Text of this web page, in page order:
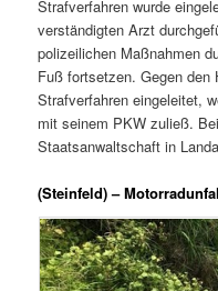
Strafverfahren wurde
verständigten Arzt
polizeilichen Maßnahmen
Fuß fortsetzen. Gegen den
Strafverfahren eingeleitet,
mit seinem PKW zuließ.
Staatsanwaltschaft in
(Steinfeld) –